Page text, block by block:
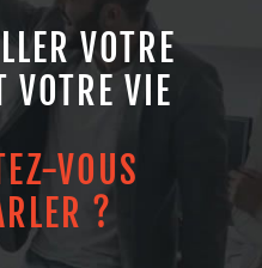
VOTRE
VOTRE VIE
VOUS
?